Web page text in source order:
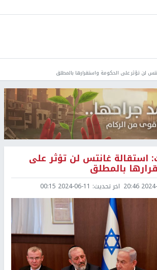
لن تؤثر على الحكومة واستقرارها بالمطلق
استقالة غانتس لن تؤثر على
بالمطلق
2024- اخر تحديث: 2024-06-11 00:15